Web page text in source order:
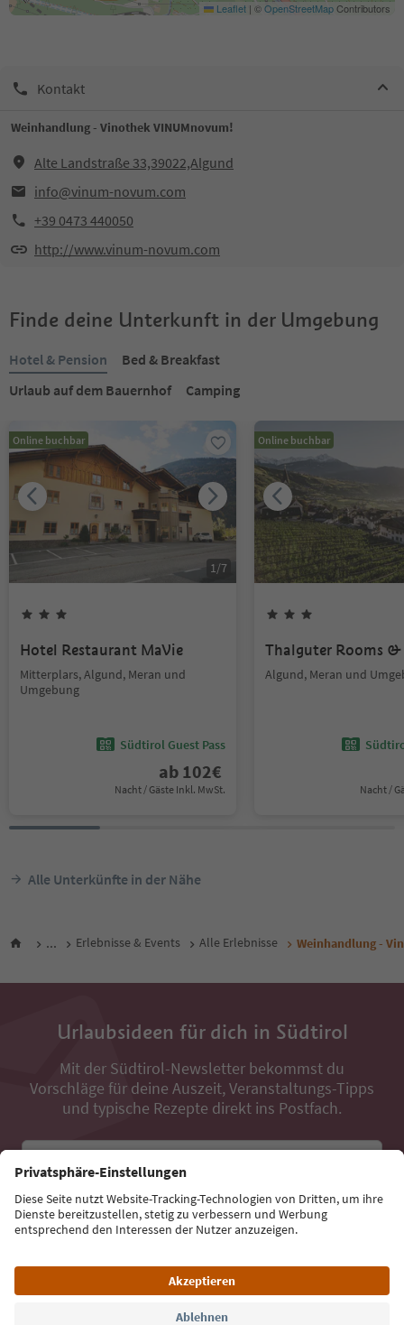
Leaflet | ©OpenStreetMapContributors
Kontakt
Weinhandlung - Vinothek VINUMnovum!
Alte Landstraße 33,39022,Algund
info@vinum-novum.com
+39 0473 440050
http://www.vinum-novum.com
Finde deine Unterkunft in der Umgebung
Hotel & Pension
Bed & Breakfast
Urlaub auf dem Bauernhof
Camping
Online buchbar
1/7
Hotel Restaurant MaVie
Mitterplars, Algund, Meran und
Umgebung
Südtirol Guest Pass
ab 102€
Nacht / Gäste Inkl. MwSt.
Online buchbar
Thalguter Rooms
Algund, Meran und
Nacht /
Alle Unterkünfte in der Nähe
... Erlebnisse & Events Alle Erlebnisse Weinhandlung -
Urlaubsideen für dich in Südtirol
Mit der Südtirol-Newsletter bekommst du
Vorschläge für deine Auszeit, Veranstaltungs-Tipps
und typische Rezepte direkt ins Postfach.
Jetzt anmelden